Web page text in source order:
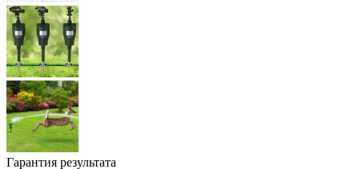
Гарантия результата